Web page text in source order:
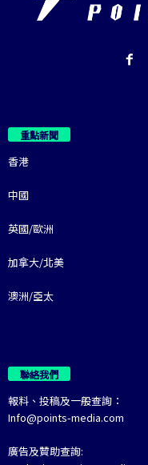
重點新聞
香港
中國
英國/歐洲
加拿大/北美
澳洲/亞太
聯絡我們
報料、投稿及一般查詢：
Info@points-media.com
廣告及贊助查詢: